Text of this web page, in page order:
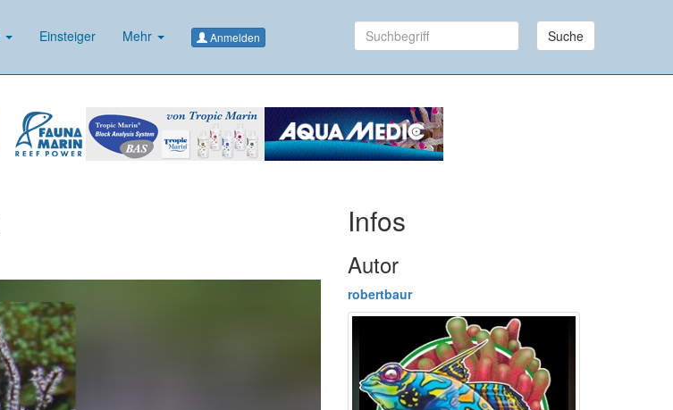
Einsteiger Mehr Anmelden Suche
Infos
Autor
robertbaur